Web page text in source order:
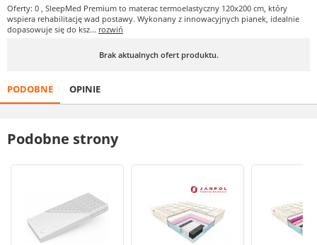
Oferty: 0 , SleepMed Premium to materac termoelastyczny 120x200 cm, który
wspiera rehabilitację wad postawy. Wykonany z innowacyjnych pianek, idealnie
dopasowuje się do ksz... rozwiń
Brak aktualnych ofert produktu.
PODOBNE OPINIE
Podobne strony